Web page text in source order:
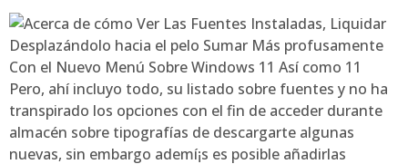
Pero, ahí incluyo todo, su listado sobre fuentes y no ha
transpirado los opciones con el fin de acceder durante
almacén sobre tipografías de descargarte algunas
nuevas, sin embargo ademí¡s es posible añadirlas